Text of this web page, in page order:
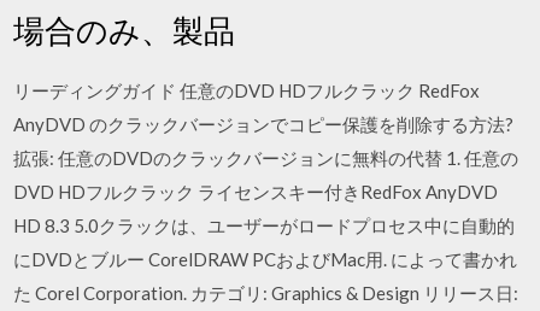
場合のみ、製品
リーディングガイド 任意のDVD HDフルクラック RedFox
AnyDVD のクラックバージョンでコピー保護を削除する方法?
拡張: 任意のDVDのクラックバージョンに無料の代替 1. 任意の
DVD HDフルクラック ライセンスキー付きRedFox AnyDVD
HD 8.3 5.0クラックは、ユーザーがロードプロセス中に自動的
にDVDとブルー CorelDRAW PCおよびMac用. によって書かれ
た Corel Corporation. カテゴリ: Graphics & Design リリース日: